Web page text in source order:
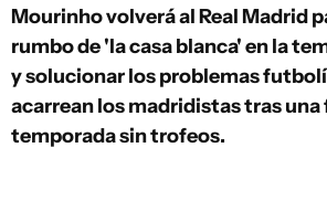
Mourinho volverá al Real Madrid
rumbo de 'la casa blanca' en la
y solucionar los problemas
acarrean los madridistas tras
temporada sin trofeos.